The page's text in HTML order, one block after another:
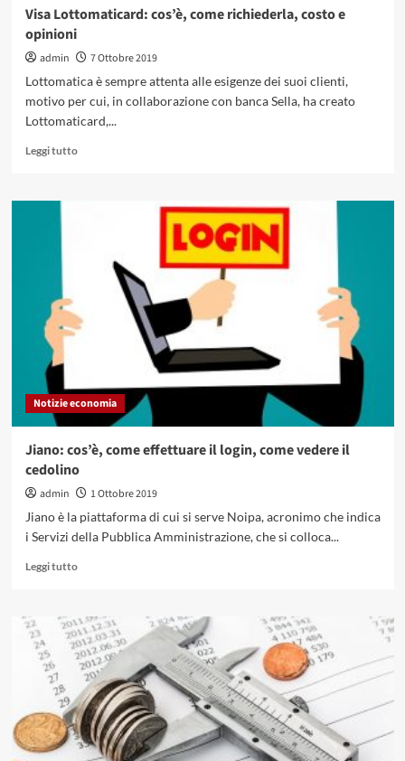
Visa Lottomaticard: cos’è, come richiederla, costo e
opinioni
admin
7 Ottobre 2019
Lottomatica è sempre attenta alle esigenze dei suoi clienti,
motivo per cui, in collaborazione con banca Sella, ha creato
Lottomaticard,...
Leggi tuttoLeggi
richiederla,
e
Notizie economia
Jiano: cos’è, come effettuare il login, come vedere il
cedolino
admin
1 Ottobre 2019
Jiano è la piattaforma di cui si serve Noipa, acronimo che indica
i Servizi della Pubblica Amministrazione, che si colloca...
Leggi tuttoLeggi
su
Jiano:
cos’è,
come
effettuare
il
login,
come
vedere